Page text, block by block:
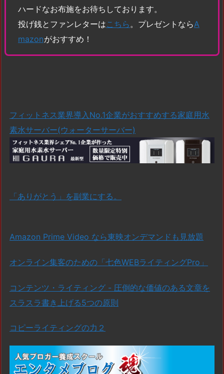
ハードなお布施をお待ちしております。
投げ銭とファンレターはこちら。プレゼントならA
mazonがおすすめ！
フィットネス業界導入No.1企業がおすすめする家庭用水
素水サーバー(ウォーターサーバー)
「ありがとう」を副業にする。
Amazon Prime Video なら東映オンデマンドも見放題
オンライン集客のための「七色WEBライティングPro」
コンテンツ・ライティング - 圧倒的な価値のある文章を
スラスラ書き上げる5つの原則
コピーライティングの力２